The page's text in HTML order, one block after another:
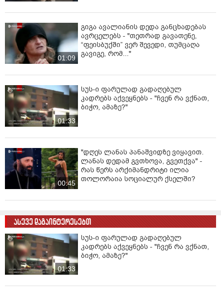
01:09
გიგა ავალიანის დედა განცხადებას
ავრცელებს - "თეთრად გავათენე,
“ფეისბუქში” ვერ შევედი, თუმცაღა
გავიგე, რომ..."
01:33
სუს-ი ფარულად გადაღებულ
კადრებს აქვეყნებს - "ჩვენ რა ვქნათ,
ბიჭო, ამაზე?"
00:45
"დღეს ლანას პანაშვიდზე ვიყავით.
ლანას დედამ გვთხოვა, გვეთქვა" -
რას წერს არქიმანდრიტი ილია
თოლორაია სოციალურ ქსელში?
ასევე დაგაინტერესებთ
01:33
სუს-ი ფარულად გადაღებულ
კადრებს აქვეყნებს - "ჩვენ რა ვქნათ,
ბიჭო, ამაზე?"